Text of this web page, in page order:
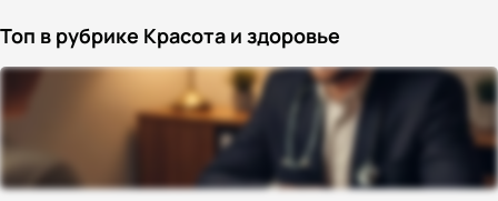
Топ в рубрике Красота и здоровье